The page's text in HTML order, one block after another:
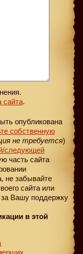
сайта.
опубликована
собственную
не требуется)
/следующей
часть сайта
не забывайте
сайта или
Вашу поддержку
в этой